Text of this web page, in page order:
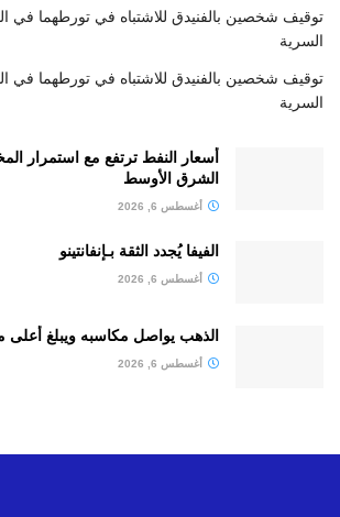
توقيف شخصين بالفنيدق للاشتباه في تورطهما في
السرية
توقيف شخصين بالفنيدق للاشتباه في تورطهما في
السرية
أسعار النفط ترتفع مع استمرار
الشرق الأوسط
أغسطس 6, 2026
الفيفا يُجدد الثقة بـإنفانتينو
أغسطس 6, 2026
الذهب يواصل مكاسبه ويبلغ أعلى
أغسطس 6, 2026